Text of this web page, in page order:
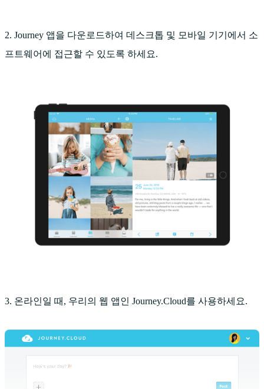
2. Journey 앱을 다운로드하여 데스크톱 및 모바일 기기에서 소
프트웨어에 접근할 수 있도록 하세요.
3. 온라인일 때, 우리의 웹 앱인 Journey.Cloud를 사용하세요.